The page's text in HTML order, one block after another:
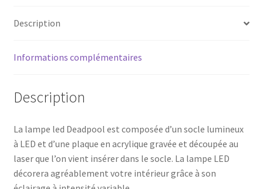
Description
Informations complémentaires
Description
La lampe led Deadpool est composée d’un socle lumineux
à LED et d’une plaque en acrylique gravée et découpée au
laser que l’on vient insérer dans le socle. La lampe LED
décorera agréablement votre intérieur grâce à son